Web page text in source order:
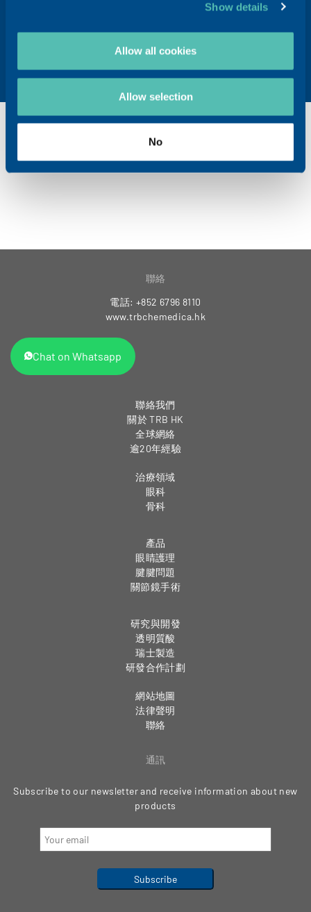
Show details
Allow all cookies
Allow selection
No
了解更多TRB Chemedica 的產品
聯絡
電話: +852 6796 8110
www.trbchemedica.hk
Chat on Whatsapp
聯絡我們
關於 TRB HK
全球網絡
逾20年經驗
治療領域
眼科
骨科
產品
眼睛護理
腱腱問題
關節鏡手術
研究與開發
透明質酸
瑞士製造
研發合作計劃
網站地圖
法律聲明
聯絡
通訊
Subscribe to our newsletter and receive information about new
products